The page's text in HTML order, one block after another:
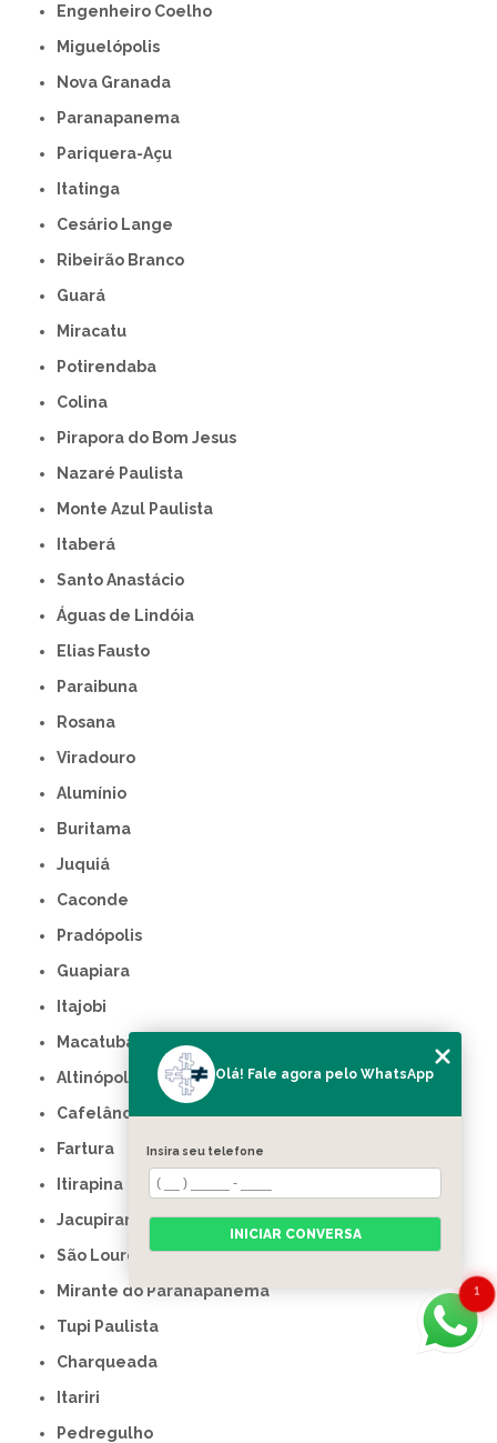
Engenheiro Coelho
Miguelópolis
Nova Granada
Paranapanema
Pariquera-Açu
Itatinga
Cesário Lange
Ribeirão Branco
Guará
Miracatu
Potirendaba
Colina
Pirapora do Bom Jesus
Nazaré Paulista
Monte Azul Paulista
Itaberá
Santo Anastácio
Águas de Lindóia
Elias Fausto
Paraibuna
Rosana
Viradouro
Alumínio
Buritama
Juquiá
Caconde
Pradópolis
Guapiara
Itajobi
Macatuba
Altinópolis
Cafelândia
Fartura
Itirapina
Jacupiranga
São Lourenço da Serra
Mirante do Paranapanema
Tupi Paulista
Charqueada
Itariri
Pedregulho
1
Olá! Fale agora pelo WhatsApp
Insira seu telefone
INICIAR CONVERSA